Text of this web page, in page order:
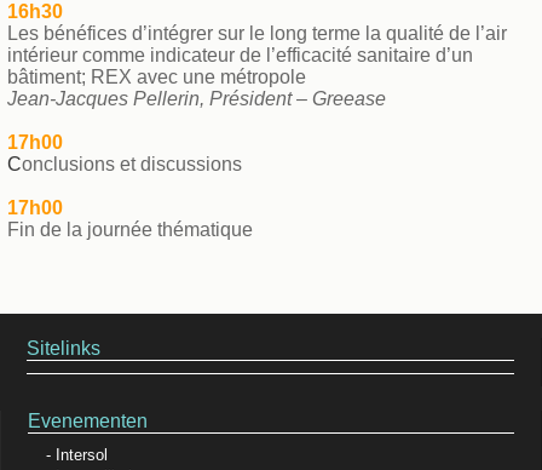
16h30
Les bénéfices d’intégrer sur le long terme la qualité de l’air
intérieur comme indicateur de l’efficacité sanitaire d’un
bâtiment; REX avec une métropole
Jean-Jacques Pellerin, Président – Greease
17h00
Conclusions et discussions
17h00
Fin de la journée thématique
Sitelinks
Evenementen
Intersol